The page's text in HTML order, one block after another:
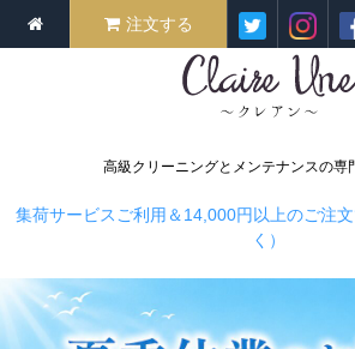
高級クリーニングとメンテナンスの専
注文する
集荷サービスご利用＆14,000円以上のご注
く）